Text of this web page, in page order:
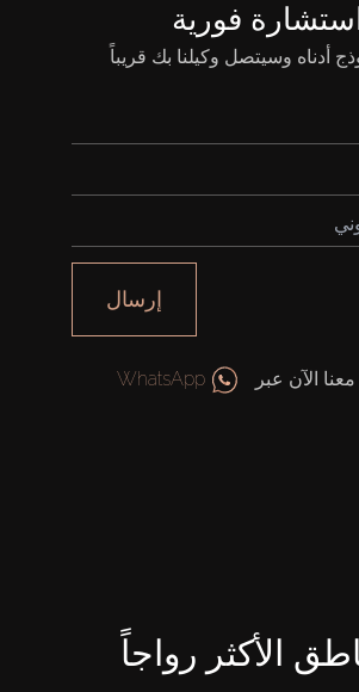
فورية
أدناه وسيتصل وكيلنا بك قريباً
إرسال
الآن عبر WhatsApp
الأكثر رواجاً